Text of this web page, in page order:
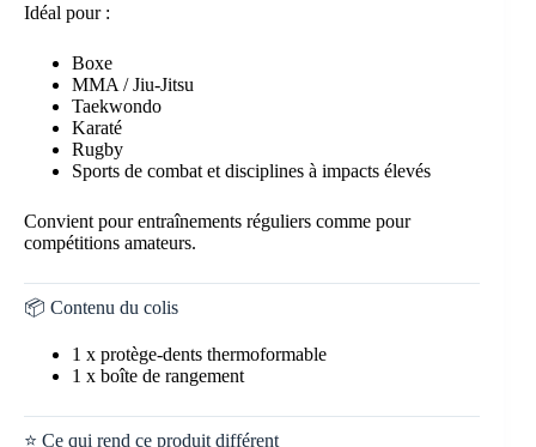
Idéal pour :
Boxe
MMA / Jiu-Jitsu
Taekwondo
Karaté
Rugby
Sports de combat et disciplines à impacts élevés
Convient pour entraînements réguliers comme pour
compétitions amateurs.
📦 Contenu du colis
1 x protège-dents thermoformable
1 x boîte de rangement
⭐ Ce qui rend ce produit différent